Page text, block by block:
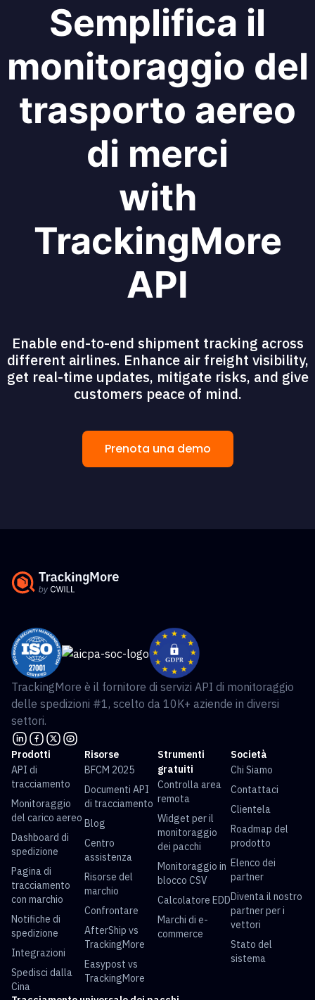
Semplifica il
monitoraggio del
trasporto aereo
di merci
with
TrackingMore
API
Enable end-to-end shipment tracking across
different airlines. Enhance air freight visibility,
get real-time updates, mitigate risks, and give
customers peace of mind.
Prenota una demo
TrackingMore è il fornitore di servizi API di monitoraggio
delle spedizioni #1, scelto da 10K+ aziende in diversi
settori.
Prodotti
API di
tracciamento
Monitoraggio
del carico aereo
Dashboard di
spedizione
Pagina di
tracciamento
con marchio
Notifiche di
spedizione
Integrazioni
Spedisci dalla
Cina
Risorse
BFCM 2025
Documenti API
di tracciamento
Blog
Centro
assistenza
Risorse del
marchio
Confrontare
AfterShip vs
TrackingMore
Easypost vs
TrackingMore
Strumenti
gratuiti
Controlla area
remota
Widget per il
monitoraggio
dei pacchi
Monitoraggio in
blocco CSV
Calcolatore EDD
Marchi di e-
commerce
Società
Chi Siamo
Contattaci
Clientela
Roadmap del
prodotto
Elenco dei
partner
Diventa il nostro
partner per i
vettori
Stato del
sistema